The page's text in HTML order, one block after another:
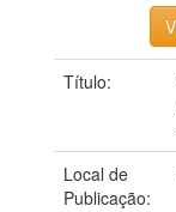
Título:
Local de
Publicação: